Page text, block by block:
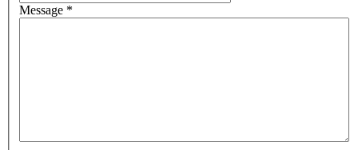
Message *